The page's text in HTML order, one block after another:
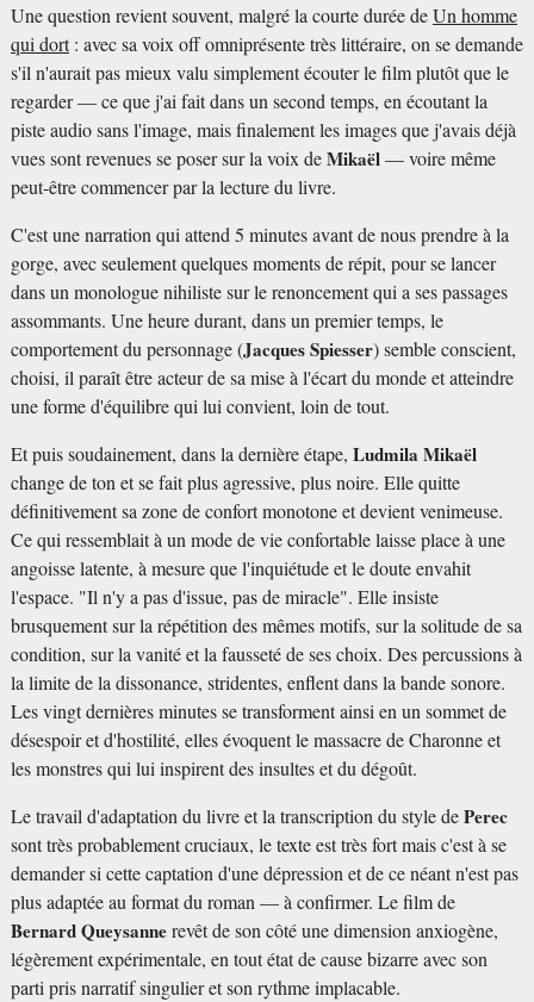
Une question revient souvent, malgré la courte durée deUn homme
qui dort: avec sa voix off omniprésente très littéraire, on se demande
s'il n'aurait pas mieux valu simplement écouter le film plutôt que le
regarder — ce que j'ai fait dans un second temps, en écoutant la
piste audio sans l'image, mais finalement les images que j'avais déjà
vues sont revenues se poser sur la voix deMikaël— voire même
peut-être commencer par la lecture du livre.
C'est une narration qui attend 5 minutes avant de nous prendre à la
gorge, avec seulement quelques moments de répit, pour se lancer
dans un monologue nihiliste sur le renoncement qui a ses passages
assommants. Une heure durant, dans un premier temps, le
comportement du personnage (Jacques Spiesser) semble conscient,
choisi, il paraît être acteur de sa mise à l'écart du monde et atteindre
une forme d'équilibre qui lui convient, loin de tout.
Et puis soudainement, dans la dernière étape, Ludmila Mikaël
change de ton et se fait plus agressive, plus noire. Elle quitte
définitivement sa zone de confort monotone et devient venimeuse.
Ce qui ressemblait à un mode de vie confortable laisse place à une
angoisse latente, à mesure que l'inquiétude et le doute envahit
l'espace. "Il n'y a pas d'issue, pas de miracle". Elle insiste
brusquement sur la répétition des mêmes motifs, sur la solitude de sa
condition, sur la vanité et la fausseté de ses choix. Des percussions à
la limite de la dissonance, stridentes, enflent dans la bande sonore.
Les vingt dernières minutes se transforment ainsi en un sommet de
désespoir et d'hostilité, elles évoquent le massacre de Charonne et
les monstres qui lui inspirent des insultes et du dégoût.
Le travail d'adaptation du livre et la transcription du style dePerec
sont très probablement cruciaux, le texte est très fort mais c'est à se
demander si cette captation d'une dépression et de ce néant n'est pas
plus adaptée au format du roman — à confirmer. Le film de
Bernard Queysannerevêt de son côté une dimension anxiogène,
légèrement expérimentale, en tout état de cause bizarre avec son
parti pris narratif singulier et son rythme implacable.